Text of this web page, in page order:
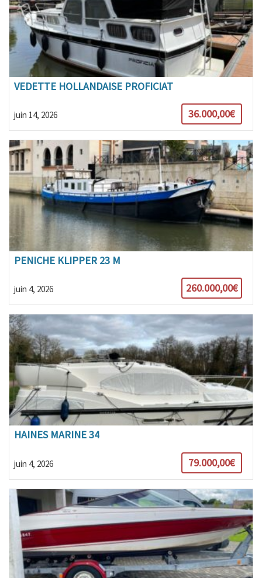
VEDETTE HOLLANDAISE PROFICIAT
juin 14, 2026 36.000,00€
PENICHE KLIPPER 23 M
juin 4, 2026 260.000,00€
HAINES MARINE 34
juin 4, 2026 79.000,00€